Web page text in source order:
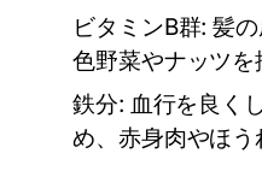
ビタミンB群: 髪
色野菜やナッツを
鉄分: 血行を良く
め、赤身肉やほう